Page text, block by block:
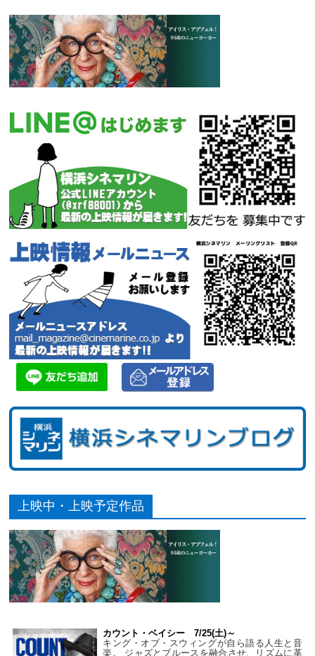
上映中・上映予定作品
カウント・ベイシー 7/25(土)～
キング・オブ・スウィングが自ら語る人生と音
楽。 ジャズとブルースを融合させ、リズムに革